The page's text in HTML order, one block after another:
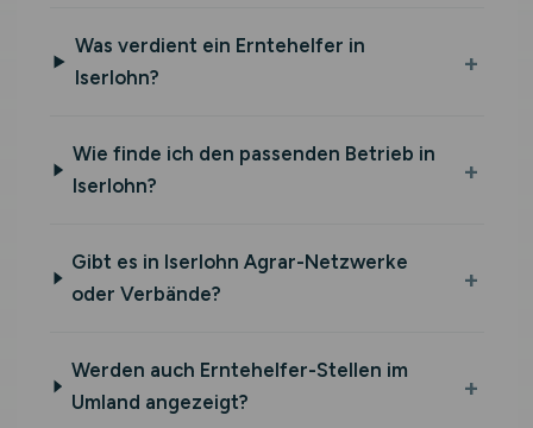
Was verdient ein Erntehelfer in
Iserlohn?
Wie finde ich den passenden Betrieb in
Iserlohn?
Gibt es in Iserlohn Agrar-Netzwerke
oder Verbände?
Werden auch Erntehelfer-Stellen im
Umland angezeigt?